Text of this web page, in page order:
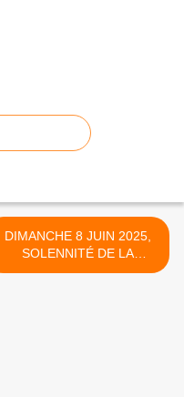
DIMANCHE 8 JUIN 2025,
SOLENNITÉ DE LA
PENTECÔTE; Quand